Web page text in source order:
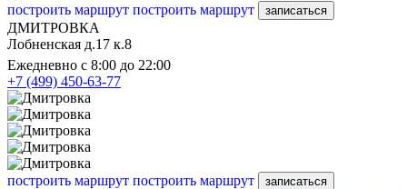
построить маршрут построить маршрут записаться
ДМИТРОВКА
Лобненская д.17 к.8
Ежедневно с 8:00 до 22:00
+7 (499) 450-63-77
построить маршрут построить маршрут записаться